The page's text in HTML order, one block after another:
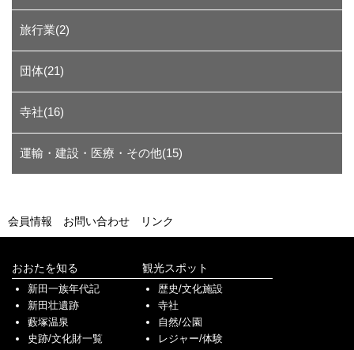
旅行業(2)
団体(21)
寺社(16)
運輸・建設・医療・その他(15)
会員情報 お問い合わせ リンク
おおたを知る
新田一族年代記
新田壮遺跡
藪塚温泉
史跡/文化財一覧
観光スポット
歴史/文化施設
寺社
自然/公園
レジャー/体験